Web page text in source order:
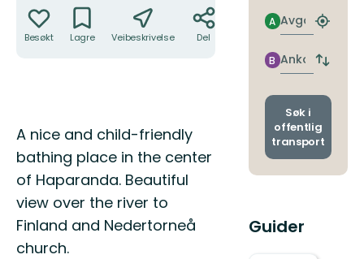
Besøkt Lagre Veibeskrivelse Del
Beskrivelse
A nice and child-friendly
bathing place in the center
of Haparanda. Beautiful
view over the river to
Finland and Nedertorneå
church.
Avgang
A
Finn
Ankomst
B
Bytt
og
Søk i
offentlig
transport
Guider